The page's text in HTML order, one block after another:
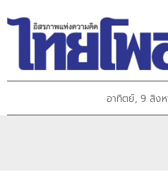
อาทิตย์, 9 สิง